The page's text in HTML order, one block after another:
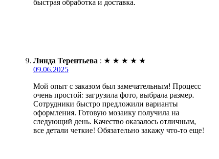
быстрая обработка и доставка.
Линда Терентьева : ★ ★ ★ ★ ★
09.06.2025
Мой опыт с заказом был замечательным! Процесс
очень простой: загрузила фото, выбрала размер.
Сотрудники быстро предложили варианты
оформления. Готовую мозаику получила на
следующий день. Качество оказалось отличным,
все детали четкие! Обязательно закажу что-то еще!